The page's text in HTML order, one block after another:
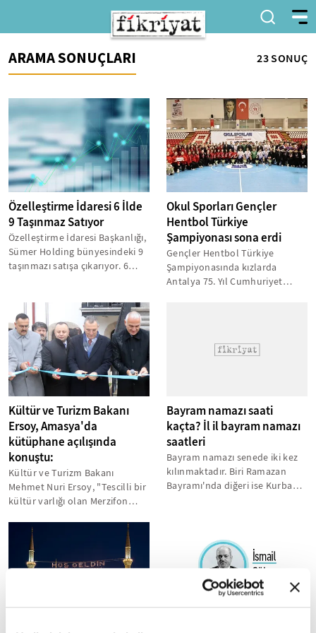
ARAMA SONUÇLARI 23 SONUÇ
Özelleştirme İdaresi 6 İlde
9 Taşınmaz Satıyor
Özelleştirme İdaresi Başkanlığı,
Sümer Holding bünyesindeki 9
taşınmazı satışa çıkarıyor. 6
Okul Sporları Gençler
Hentbol Türkiye
Şampiyonası sona erdi
Gençler Hentbol Türkiye
Şampiyonasında kızlarda
Antalya 75. Yıl Cumhuriyet
Kültür ve Turizm Bakanı
Ersoy, Amasya'da
kütüphane açılışında
konuştu:
Kültür ve Turizm Bakanı
Mehmet Nuri Ersoy, "Tescilli bir
kültür varlığı olan Merzifon
yatırımıyla...
Bayram namazı saati
kaçta? İl il bayram namazı
saatleri
Bayram namazı senede iki kez
kılınmaktadır. Biri Ramazan
Bayramı'nda diğeri ise Kurban